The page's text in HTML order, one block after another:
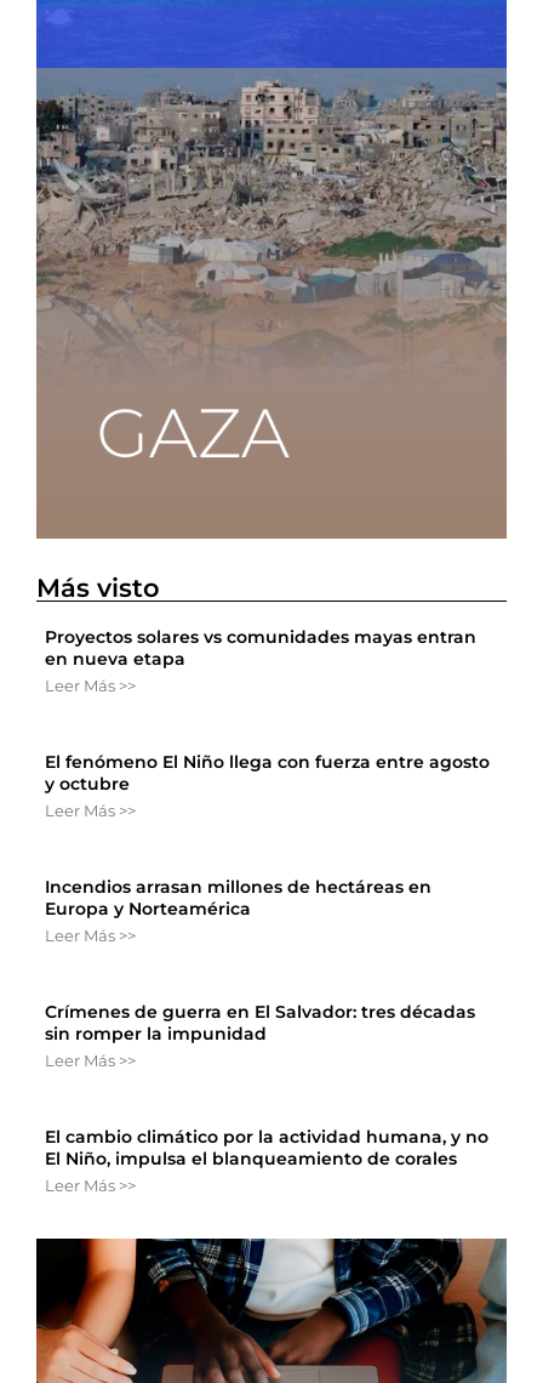
Más visto
Proyectos solares vs comunidades mayas entran
en nueva etapa
Leer Más >>
El fenómeno El Niño llega con fuerza entre agosto
y octubre
Leer Más >>
Incendios arrasan millones de hectáreas en
Europa y Norteamérica
Leer Más >>
Crímenes de guerra en El Salvador: tres décadas
sin romper la impunidad
Leer Más >>
El cambio climático por la actividad humana, y no
El Niño, impulsa el blanqueamiento de corales
Leer Más >>